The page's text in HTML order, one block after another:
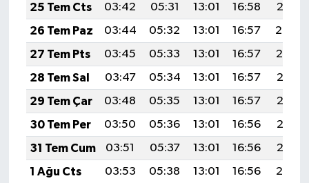
25 Tem Cts
03:42 05:31 13:01 16:58
20:21
26 Tem Paz
03:44 05:32 13:01 16:57
20:20
27 Tem Pts
03:45 05:33 13:01 16:57
20:19
28 Tem Sal
03:47 05:34 13:01 16:57
20:18
29 Tem Çar
03:48 05:35 13:01 16:57
20:17
30 Tem Per
03:50 05:36 13:01 16:56
20:16
31 Tem Cum
03:51 05:37 13:01 16:56
20:15
1 Ağu Cts
03:53 05:38 13:01 16:56
20:14